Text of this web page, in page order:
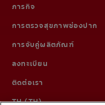
ภารกิจ
การตรวจสุขภาพช่องปาก
การจับคู่ผลิตภัณฑ์
ลงทะเบียน
ติดต่อเรา
TH (TH)